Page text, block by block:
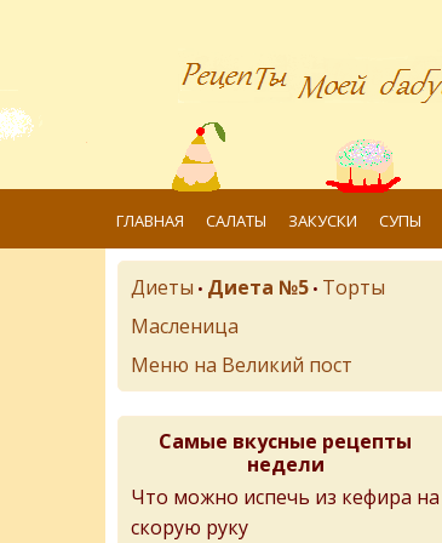
ГЛАВНАЯ САЛАТЫ ЗАКУСКИ СУПЫ
Диеты • Диета №5 • Торты
Масленица
Меню на Великий пост
Самые вкусные рецепты
недели
Что можно испечь из кефира на
скорую руку